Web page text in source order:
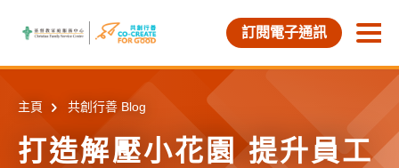
訂閱電子通訊
打
主頁 共創行善 Blog
打造解壓小花園 提升員工